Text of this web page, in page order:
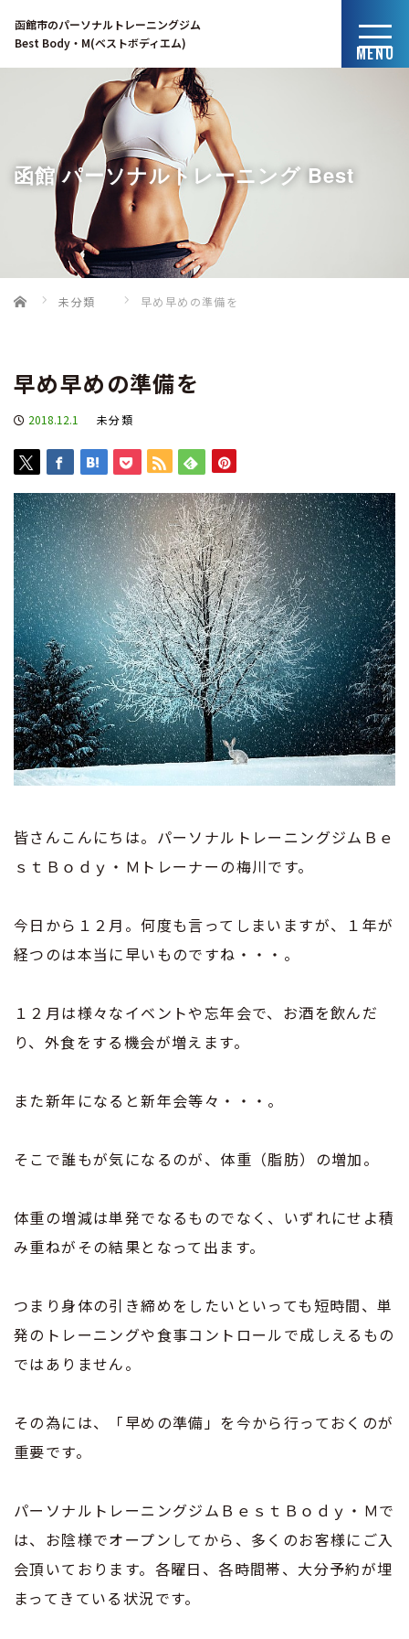
函館市のパーソナルトレーニングジム
Best Body・M(ベストボディエム)
MENU
函館 パーソナルトレーニング Best
Home 未分類 早め早めの準備を
早め早めの準備を
2018.12.1 未分類
皆さんこんにちは。パーソナルトレーニングジムＢｅ
ｓｔＢｏｄｙ・Ｍトレーナーの梅川です。
今日から１２月。何度も言ってしまいますが、１年が
経つのは本当に早いものですね・・・。
１２月は様々なイベントや忘年会で、お酒を飲んだ
り、外食をする機会が増えます。
また新年になると新年会等々・・・。
そこで誰もが気になるのが、体重（脂肪）の増加。
体重の増減は単発でなるものでなく、いずれにせよ積
み重ねがその結果となって出ます。
つまり身体の引き締めをしたいといっても短時間、単
発のトレーニングや食事コントロールで成しえるもの
ではありません。
その為には、「早めの準備」を今から行っておくのが
重要です。
パーソナルトレーニングジムＢｅｓｔＢｏｄｙ・Ｍで
は、お陰様でオープンしてから、多くのお客様にご入
会頂いております。各曜日、各時間帯、大分予約が埋
まってきている状況です。